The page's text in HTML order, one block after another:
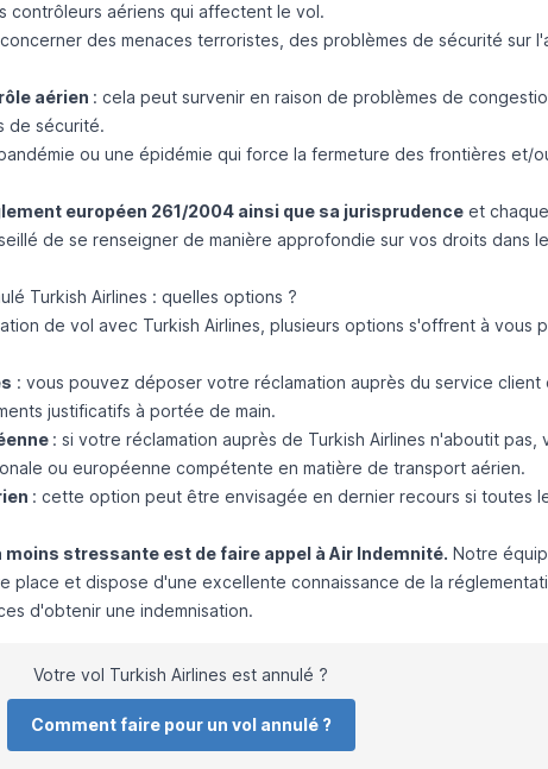
contrôleurs aériens qui affectent le vol.
des menaces terroristes, des problèmes de sécurité sur
aérien : cela peut survenir en raison de problèmes de
de sécurité.
ou une épidémie qui force la fermeture des frontières et/
européen 261/2004 ainsi que sa jurisprudenceet
de se renseigner de manière approfondie sur vos droits dans
Turkish Airlines : quelles options ?
de vol avec Turkish Airlines, plusieurs options s'offrent à vous
: vous pouvez déposer votre réclamation auprès du service client
justificatifs à portée de main.
: si votre réclamation auprès de Turkish Airlines n'aboutit pas,
ou européenne compétente en matière de transport aérien.
: cette option peut être envisagée en dernier recours si toutes
moins stressante est de faire appel à Air Indemnité. Notre
place et dispose d'une excellente connaissance de la
d'obtenir une indemnisation.
Votre vol Turkish Airlines est annulé ?
Comment faire pour un vol annulé ?